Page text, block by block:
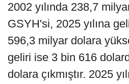
2002 yılında 238,7
GSYH'si, 2025 yılına
596,3 milyar dolara
geliri ise 3 bin 616
dolara çıkmıştır. 2025